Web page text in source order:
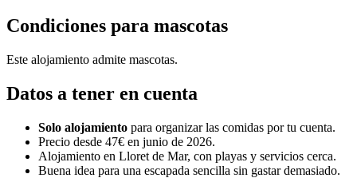
Condiciones para mascotas
Este alojamiento admite mascotas.
Datos a tener en cuenta
Solo alojamiento para organizar las comidas por tu cuenta.
Precio desde 47€ en junio de 2026.
Alojamiento en Lloret de Mar, con playas y servicios cerca.
Buena idea para una escapada sencilla sin gastar demasiado.